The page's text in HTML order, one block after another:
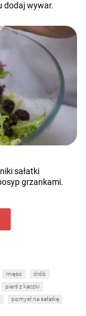
dodaj wywar.
sałatki
grzankami.
mięso
drób
pierś z kaczki
pomysł na sałatkę